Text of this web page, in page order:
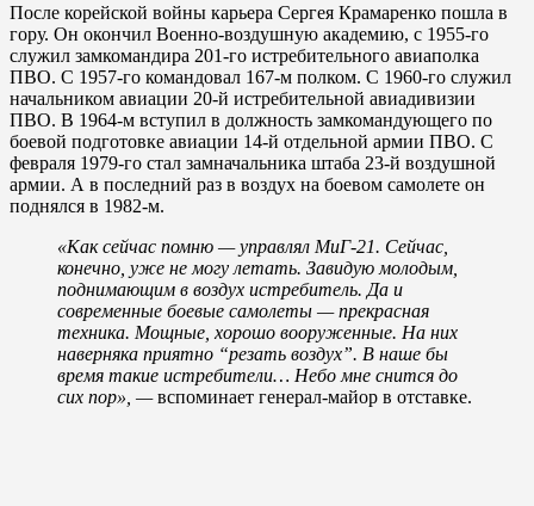
После корейской войны карьера Сергея Крамаренко пошла в
гору. Он окончил Военно-воздушную академию, с 1955-го
служил замкомандира 201-го истребительного авиаполка
ПВО. С 1957-го командовал 167-м полком. С 1960-го служил
начальником авиации 20-й истребительной авиадивизии
ПВО. В 1964-м вступил в должность замкомандующего по
боевой подготовке авиации 14-й отдельной армии ПВО. С
февраля 1979-го стал замначальника штаба 23-й воздушной
армии. А в последний раз в воздух на боевом самолете он
поднялся в 1982-м.
«Как сейчас помню — управлял МиГ-21. Сейчас,
конечно, уже не могу летать. Завидую молодым,
поднимающим в воздух истребитель. Да и
современные боевые самолеты — прекрасная
техника. Мощные, хорошо вооруженные. На них
наверняка приятно “резать воздух”. В наше бы
время такие истребители… Небо мне снится до
сих пор», —вспоминает генерал-майор в отставке.